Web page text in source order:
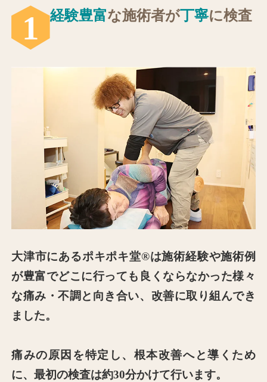
1 経験豊富な施術者が丁寧に検査
⼤津市にあるポキポキ堂®は施術経験や施術例
が豊富でどこに⾏っても良くならなかった様々
な痛み・不調と向き合い、改善に取り組んでき
ました。
痛みの原因を特定し、根本改善へと導くため
に、最初の検査は約30分かけて⾏います。